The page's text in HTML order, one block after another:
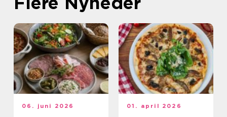
06. juni 2026 01. april 2026